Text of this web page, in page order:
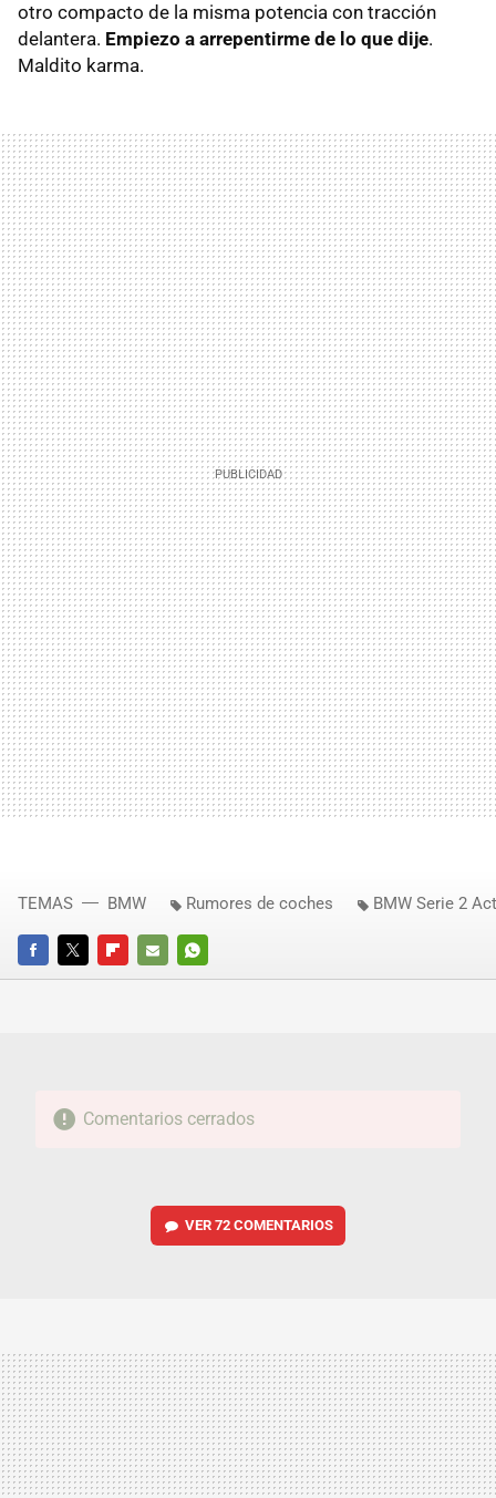
otro compacto de la misma potencia con tracción
delantera. Empiezo a arrepentirme de lo que dije.
Maldito karma.
FACEBOOKTWITTERFLIPBOARD
E-
WHATSAPP
TEMAS BMW Rumores de coches BMW Serie 2
Comentarios cerrados
VER 72 COMENTARIOS